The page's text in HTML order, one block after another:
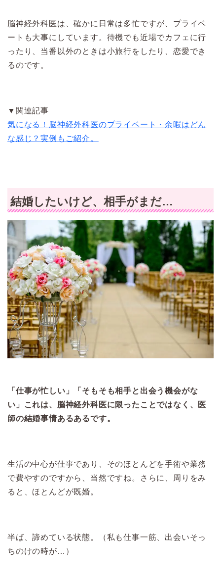
脳神経外科医は、確かに日常は多忙ですが、プライベ
ートも大事にしています。待機でも近場でカフェに行
ったり、当番以外のときは小旅行をしたり、恋愛でき
るのです。
▼関連記事
気になる！脳神経外科医のプライベート・余暇はどん
な感じ？実例もご紹介。
結婚したいけど、相手がまだ…
「仕事が忙しい」「そもそも相手と出会う機会がな
い」これは、脳神経外科医に限ったことではなく、医
師の結婚事情あるあるです。
生活の中心が仕事であり、そのほとんどを手術や業務
で費やすのですから、当然ですね。さらに、周りをみ
ると、ほとんどが既婚。
半ば、諦めている状態。（私も仕事一筋、出会いそっ
ちのけの時が…）